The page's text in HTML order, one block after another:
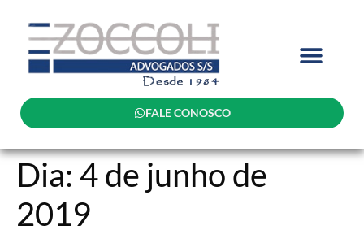
FALE CONOSCO
Dia: 4 de junho de
2019